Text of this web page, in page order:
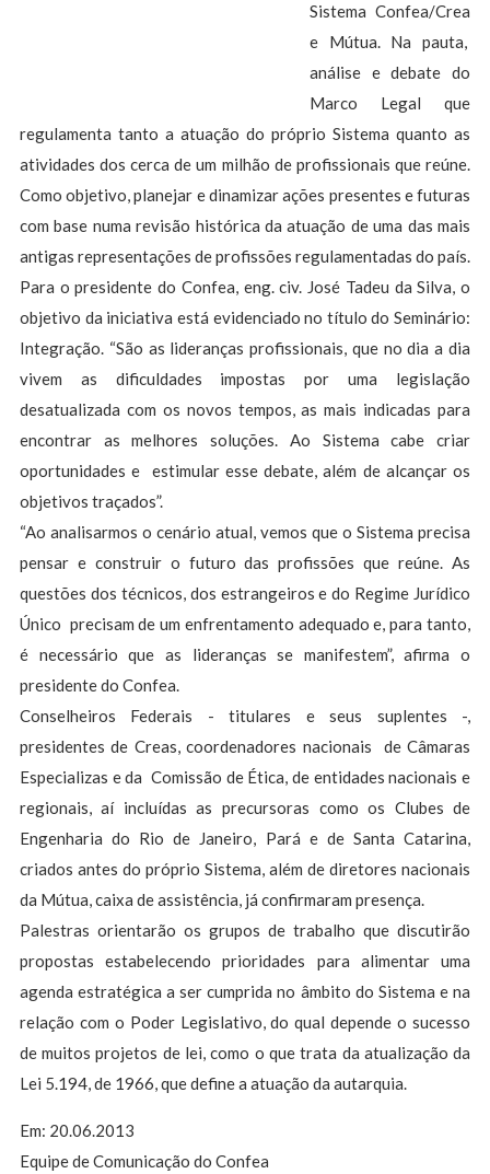
Sistema Confea/Crea
e Mútua. Na pauta,
análise e debate do
Marco Legal que
regulamenta tanto a atuação do próprio Sistema quanto as
atividades dos cerca de um milhão de profissionais que reúne.
Como objetivo, planejar e dinamizar ações presentes e futuras
com base numa revisão histórica da atuação de uma das mais
antigas representações de profissões regulamentadas do país.
Para o presidente do Confea, eng. civ. José Tadeu da Silva, o
objetivo da iniciativa está evidenciado no título do Seminário:
Integração. “São as lideranças profissionais, que no dia a dia
vivem as dificuldades impostas por uma legislação
desatualizada com os novos tempos, as mais indicadas para
encontrar as melhores soluções. Ao Sistema cabe criar
oportunidades e estimular esse debate, além de alcançar os
objetivos traçados”.
“Ao analisarmos o cenário atual, vemos que o Sistema precisa
pensar e construir o futuro das profissões que reúne. As
questões dos técnicos, dos estrangeiros e do Regime Jurídico
Único precisam de um enfrentamento adequado e, para tanto,
é necessário que as lideranças se manifestem”, afirma o
presidente do Confea.
Conselheiros Federais - titulares e seus suplentes -,
presidentes de Creas, coordenadores nacionais de Câmaras
Especializas e da Comissão de Ética, de entidades nacionais e
regionais, aí incluídas as precursoras como os Clubes de
Engenharia do Rio de Janeiro, Pará e de Santa Catarina,
criados antes do próprio Sistema, além de diretores nacionais
da Mútua, caixa de assistência, já confirmaram presença.
Palestras orientarão os grupos de trabalho que discutirão
propostas estabelecendo prioridades para alimentar uma
agenda estratégica a ser cumprida no âmbito do Sistema e na
relação com o Poder Legislativo, do qual depende o sucesso
de muitos projetos de lei, como o que trata da atualização da
Lei 5.194, de 1966, que define a atuação da autarquia.
Em: 20.06.2013
Equipe de Comunicação do Confea